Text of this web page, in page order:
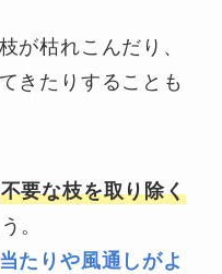
が枯れこんだり、
きたりすることも
不要な枝を取り除く
。
たりや風通しがよ